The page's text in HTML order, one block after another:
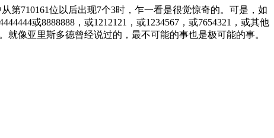
710161位以后出现7个3时，乍一看是很觉惊奇的。可是，如
或8888888，或1212121，或1234567，或7654321，或其他
像亚里斯多德曾经说过的，最不可能的事也是极可能的事。